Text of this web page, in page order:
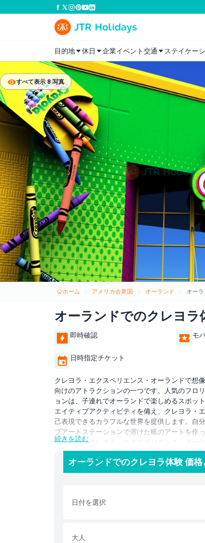
目的地 休日 企業イベント交通 ステイケー
すべて表示 8 写真
ホーム アメリカ合衆国 オーランド オー
オーランドでのクレヨラ
即時確認 モ
日時指定チケット
クレヨラ・エクスペリエンス・オーランドで想
向けのアトラクションの一つです。人気のフロ
ョンは、子連れでオーランドで楽しめるスポッ
エイティブアクティビティを備え、クレヨラ・
己表現できるカラフルな世界を提供します。自
プアートステーションで溶けた蝋のアートを作
んだりと、クレヨラ・エクスペリエンス・オー
びに満ちています。子どもたちは、メルトダ
ト、そしてクレヨンファクトリーショーのよう
られるかを見ることができます。創造性と
パークの近くに便利に位置し、無料駐車場があ
ィビティや混雑を抜けて旅の途中に一息つくの
のチケットをオンラインで購入して、列に並ば
不思議ではありません。クレヨラ・エクスペ
続きを読む
オーランドでのクレヨラ体験 価
日付を選択
大人